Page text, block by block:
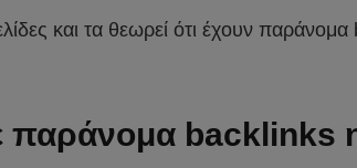
και τα θεωρεί ότι έχουν
παράνομα backlinks